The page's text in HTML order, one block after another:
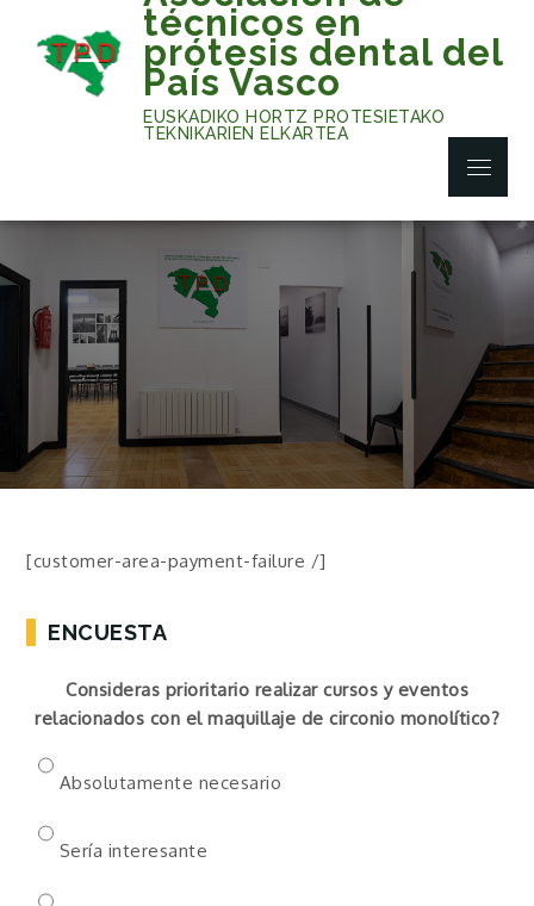
content
técnicos en
prótesis dental del
País Vasco
EUSKADIKO HORTZ PROTESIETAKO
TEKNIKARIEN ELKARTEA
Menu
[customer-area-payment-failure /]
ENCUESTA
Consideras prioritario realizar cursos y eventos
relacionados con el maquillaje de circonio monolítico?
Absolutamente necesario
Sería interesante